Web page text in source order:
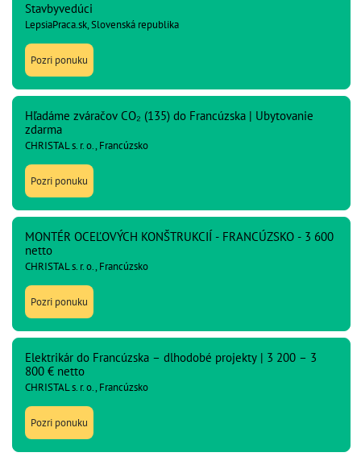
Stavbyvedúci
LepsiaPraca.sk, Slovenská republika
Pozri ponuku
Hľadáme zváračov CO₂ (135) do Francúzska | Ubytovanie
zdarma
CHRISTAL s. r. o., Francúzsko
Pozri ponuku
MONTÉR OCEĽOVÝCH KONŠTRUKCIÍ - FRANCÚZSKO - 3 600
netto
CHRISTAL s. r. o., Francúzsko
Pozri ponuku
Elektrikár do Francúzska – dlhodobé projekty | 3 200 – 3
800 € netto
CHRISTAL s. r. o., Francúzsko
Pozri ponuku